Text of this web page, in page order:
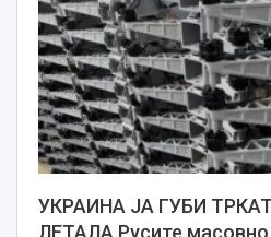
УКРАИНА ЈА ГУБИ
ЛЕТАЛА Русите масовно